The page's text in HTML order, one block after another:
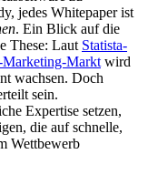
jedes Whitepaper ist
. Ein Blick auf die
These: Laut Statista-
Marketing-Markt wird
wachsen. Doch
sein.
Expertise setzen,
die auf schnelle,
Wettbewerb